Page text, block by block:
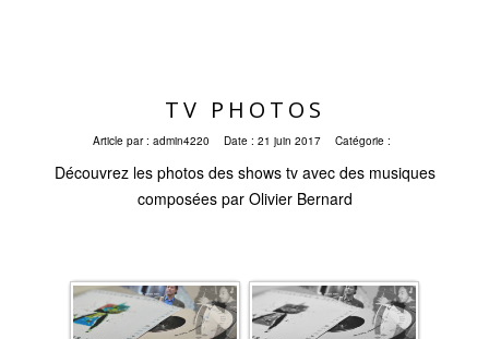
TV PHOTOS
Article par : admin4220 Date : 21 juin 2017 Catégorie :
Découvrez les photos des shows tv avec des musiques
composées par Olivier Bernard